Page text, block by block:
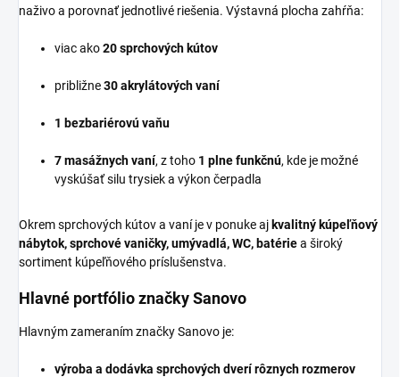
naživo a porovnať jednotlivé riešenia. Výstavná plocha zahŕňa:
viac ako20 sprchových kútov
približne30 akrylátových vaní
1 bezbariérovú vaňu
7 masážnych vaní, z toho 1 plne funkčnú, kde je možné
vyskúšať silu trysiek a výkon čerpadla
Okrem sprchových kútov a vaní je v ponuke ajkvalitný kúpeľňový
nábytok, sprchové vaničky, umývadlá, WC, batériea široký
sortiment kúpeľňového príslušenstva.
Hlavné portfólio značky Sanovo
Hlavným zameraním značky Sanovo je:
výroba a dodávka sprchových dverí rôznych rozmerov